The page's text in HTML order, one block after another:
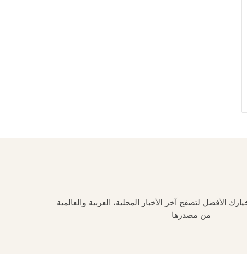
الأفضل لتصفح آخر الأخبار المحلية، العربية والعالمية
من مصدرها